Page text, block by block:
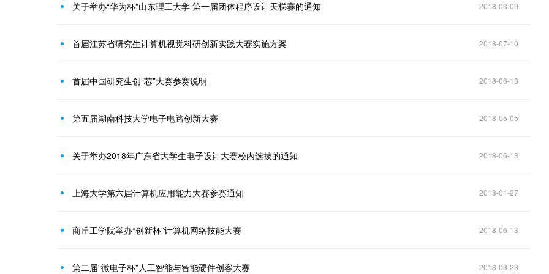
关于举办“华为杯”山东理工大学 第一届团体程序设计天梯赛的通知 2018-03-09
首届江苏省研究生计算机视觉科研创新实践大赛实施方案 2018-07-10
首届中国研究生创“芯”大赛参赛说明 2018-06-13
第五届湖南科技大学电子电路创新大赛 2018-05-05
关于举办2018年广东省大学生电子设计大赛校内选拔的通知 2018-06-13
上海大学第六届计算机应用能力大赛参赛通知 2018-01-27
商丘工学院举办“创新杯”计算机网络技能大赛 2018-06-13
第二届“微电子杯”人工智能与智能硬件创客大赛 2018-03-23